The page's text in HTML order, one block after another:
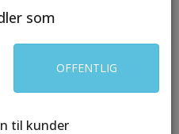
som
OFFENTLIG
til kunder